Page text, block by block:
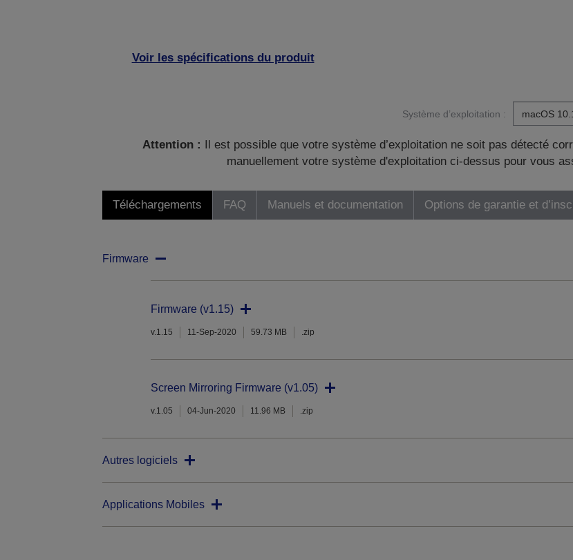
Voir les spécifications du produit
Système d’exploitation :
Attention :
Il est possible que votre système d’exploitation ne soit pas détecté
manuellement votre système d'exploitation ci-dessus pour vous
Téléchargements FAQ Manuels et documentation Options de garantie et
Firmware
Firmware (v1.15)
v.1.15 11-Sep-2020 59.73 MB .zip
Screen Mirroring Firmware (v1.05)
v.1.05 04-Jun-2020 11.96 MB .zip
Autres logiciels
Applications Mobiles